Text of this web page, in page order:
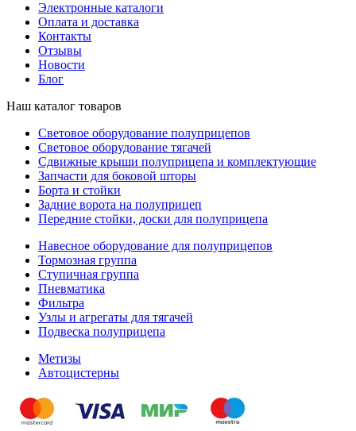
Электронные каталоги
Оплата и доставка
Контакты
Отзывы
Новости
Блог
Наш каталог товаров
Световое оборудование полуприцепов
Световое оборудование тягачей
Сдвижные крыши полуприцепа и комплектующие
Запчасти для боковой шторы
Борта и стойки
Задние ворота на полуприцеп
Передние стойки, доски для полуприцепа
Навесное оборудование для полуприцепов
Тормозная группа
Ступичная группа
Пневматика
Фильтра
Узлы и агрегаты для тягачей
Подвеска полуприцепа
Метизы
Автоцистерны